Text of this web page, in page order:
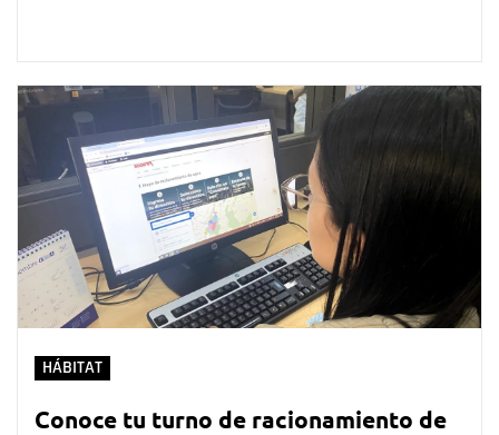
HÁBITAT
Conoce tu turno de racionamiento de